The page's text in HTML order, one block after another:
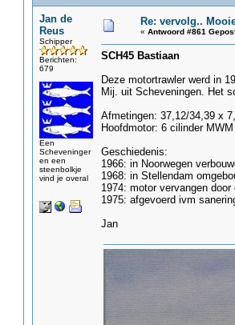
Jan de
Reus
Schipper
Berichten:
679
Een
Scheveninger
en een
steenbolkje
vind je overal
Re: vervolg..
« Antwoord #861
SCH45 Bastiaan
Deze motortrawler werd in
Mij. uit Scheveningen. Het
Afmetingen: 37,12/34,39 x
Hoofdmotor: 6 cilinder
Geschiedenis:
1966: in Noorwegen
1968: in Stellendam
1974: motor vervangen
1975: afgevoerd ivm
Jan